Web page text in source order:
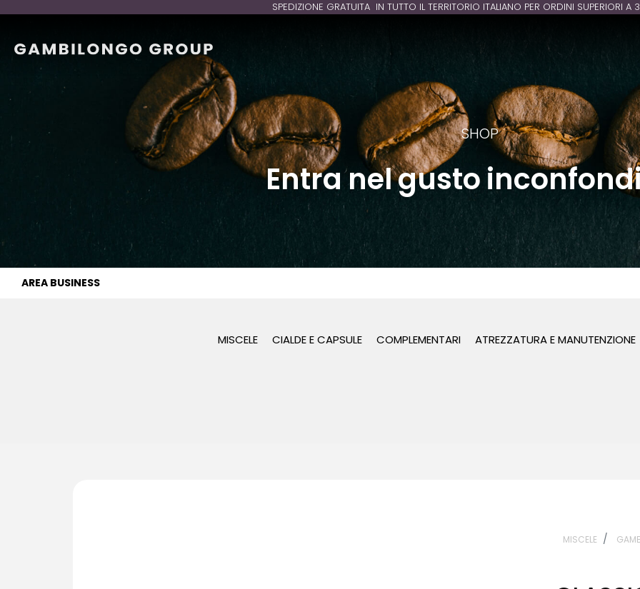
SPEDIZIONE GRATUITA IN TUTTO IL TERRITORIO ITALIANO PER ORDINI SUPERIORI A
SHOP
Entra nel gusto
AREA BUSINESS
MISCELE CIALDE E CAPSULE COMPLEMENTARI ATREZZATURA E MANUTENZIONE
MISCELE